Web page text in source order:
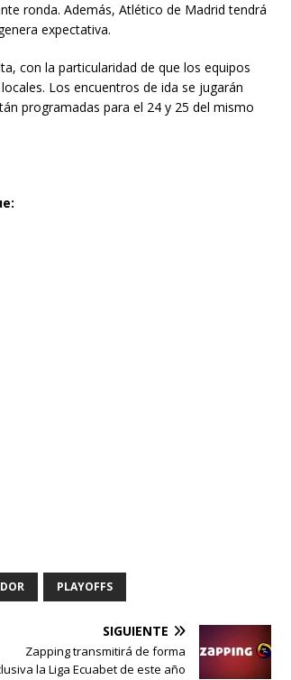
ronda. Además, Atlético de Madrid tendrá
expectativa.
con la particularidad de que los equipos
Los encuentros de ida se jugarán
programadas para el 24 y 25 del mismo
PLAYOFFS
SIGUIENTE
Zapping transmitirá de forma
la Liga Ecuabet de este año